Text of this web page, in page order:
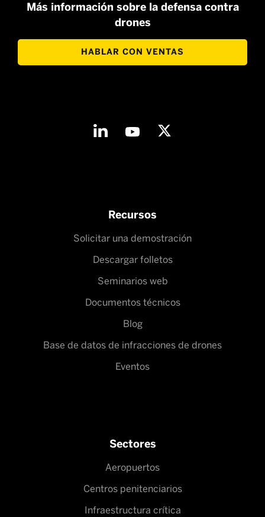
Más información sobre la defensa contra
drones
HABLAR CON VENTAS
Recursos
Solicitar una demostración
Descargar folletos
Seminarios web
Documentos técnicos
Blog
Base de datos de infracciones de drones
Eventos
Sectores
Aeropuertos
Centros penitenciarios
Infraestructura crítica